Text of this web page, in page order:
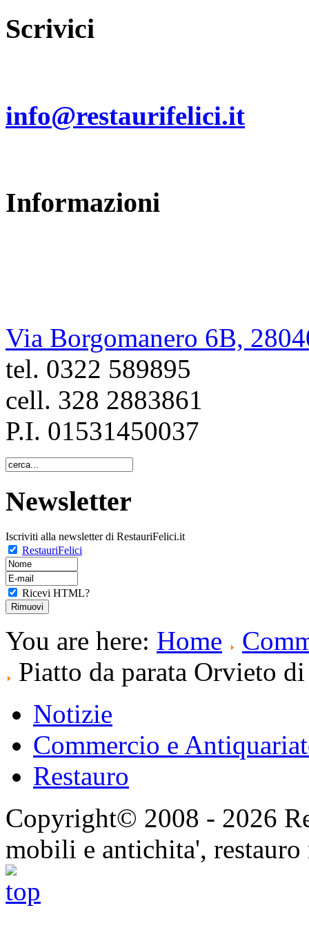
Scrivici
info@restaurifelici.it
Informazioni
Via Borgomanero 6B,
tel. 0322 589895
cell. 328 2883861
P.I. 01531450037
Newsletter
Iscriviti alla newsletter di RestauriFelici.it
RestauriFelici
Ricevi HTML?
You are here: Home
Piatto da parata Orvieto
Notizie
Commercio e
Restauro
Copyright© 2008 - 2026
mobili e antichita',